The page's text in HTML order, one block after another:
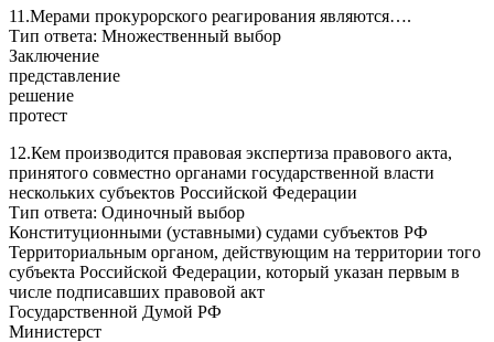
11.Мерами прокурорского реагирования являются….
Тип ответа: Множественный выбор
Заключение
представление
решение
протест
12.Кем производится правовая экспертиза правового акта,
принятого совместно органами государственной власти
нескольких субъектов Российской Федерации
Тип ответа: Одиночный выбор
Конституционными (уставными) судами субъектов РФ
Территориальным органом, действующим на территории того
субъекта Российской Федерации, который указан первым в
числе подписавших правовой акт
Государственной Думой РФ
Министерст